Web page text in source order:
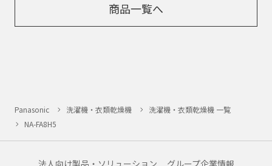
商品一覧へ
Panasonic 洗濯機・衣類乾燥機
洗濯機・衣類乾燥機 一覧
NA-FA8H5